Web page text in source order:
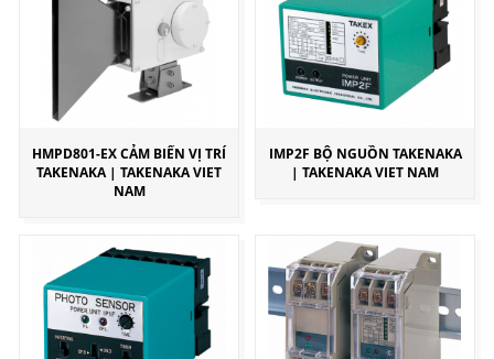
HMPD801-EX CẢM BIẾN VỊ TRÍ
TAKENAKA | TAKENAKA VIET
NAM
IMP2F BỘ NGUỒN TAKENAKA
| TAKENAKA VIET NAM